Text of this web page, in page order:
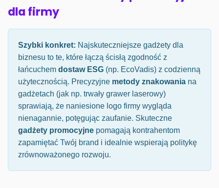
dla firmy
Szybki konkret: Najskuteczniejsze gadżety dla
biznesu to te, które łączą ścisłą zgodność z
łańcuchem dostaw ESG (np. EcoVadis) z codzienną
użytecznością. Precyzyjne metody znakowania na
gadżetach (jak np. trwały grawer laserowy)
sprawiają, że naniesione logo firmy wygląda
nienagannie, potęgując zaufanie. Skuteczne
gadżety promocyjne pomagają kontrahentom
zapamiętać Twój brand i idealnie wspierają politykę
zrównoważonego rozwoju.